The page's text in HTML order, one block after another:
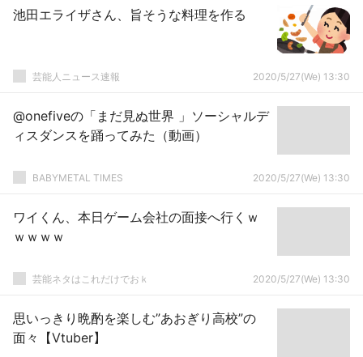
池田エライザさん、旨そうな料理を作る
芸能人ニュース速報 2020/5/27(We) 13:30
@onefiveの「まだ見ぬ世界 」ソーシャルデ
ィスダンスを踊ってみた（動画）
BABYMETAL TIMES 2020/5/27(We) 13:30
ワイくん、本日ゲーム会社の面接へ行くｗ
ｗｗｗｗ
芸能ネタはこれだけでおｋ 2020/5/27(We) 13:30
思いっきり晩酌を楽しむ”あおぎり高校”の
面々【Vtuber】